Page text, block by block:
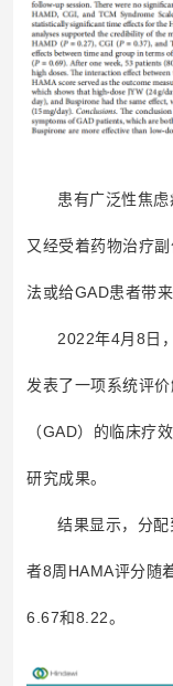
患有广泛性焦
又经受着药物治疗
法或给GAD患者带来
2022年4月8日
发表了一项系统评
（GAD）的临床疗
研究成果。
结果显示，分
者8周HAMA评分随
6.67和8.22。